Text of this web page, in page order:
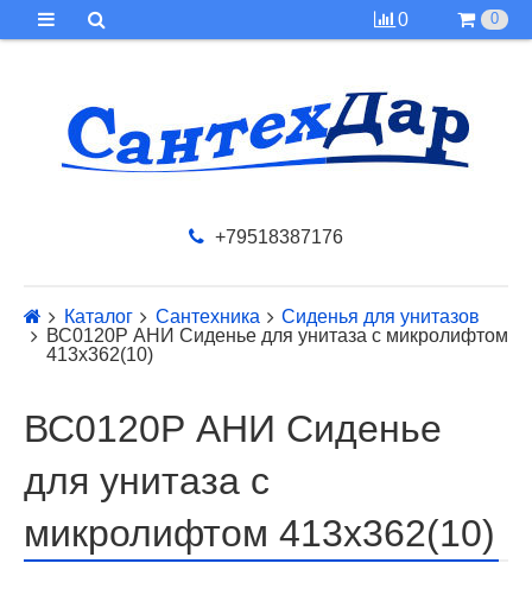
0 0
+79518387176
Каталог Сантехника
Сиденья для унитазов
ВС0120Р АНИ Сиденье для унитаза с микролифтом
413х362(10)
ВС0120Р АНИ Сиденье
для унитаза с
микролифтом 413х362(10)